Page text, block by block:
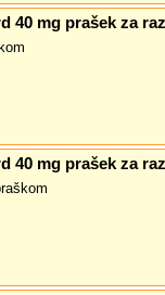
40 mg prašek za
40 mg prašek za